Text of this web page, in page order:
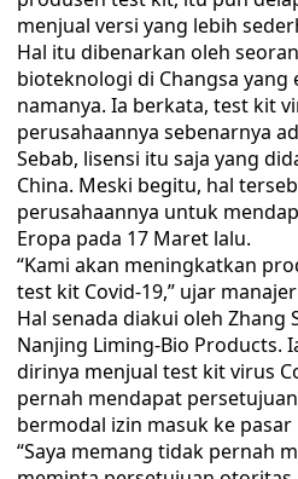
menjual versi yang lebih
Hal itu dibenarkan oleh
bioteknologi di Changsa yang
namanya. Ia berkata, test kit
perusahaannya sebenarnya
Sebab, lisensi itu saja yang
China. Meski begitu, hal
perusahaannya untuk
Eropa pada 17 Maret lalu.
“Kami akan meningkatkan
test kit Covid-19,” ujar
Hal senada diakui oleh Zhang
Nanjing Liming-Bio Products.
dirinya menjual test kit virus
pernah mendapat
bermodal izin masuk ke pasar
“Saya memang tidak pernah